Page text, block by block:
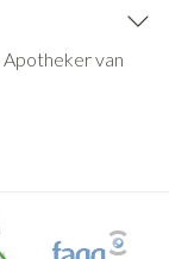
Apotheker van